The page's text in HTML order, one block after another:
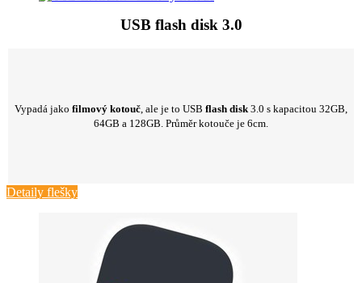
USB flash disk 3.0
Vypadá jako filmový kotouč, ale je to USB flash disk3.0 s kapacitou 32GB,
64GB a 128GB. Průměr kotouče je 6cm.
Detaily flešky